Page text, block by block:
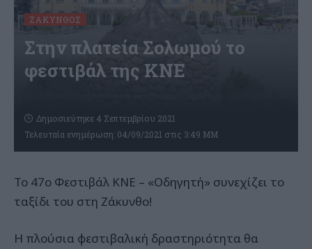
ΖΆΚΥΝΘΟΣ
Στην πλατεία Σολωμού το
φεστιβάλ της ΚΝΕ
Τελευταία ενημέρωση: 04/09/2021 στις 3:49 ΜΜ
Δημοσιεύτηκε 4 Σεπτεμβρίου 2021
Το 47ο Φεστιβάλ ΚΝΕ – «Οδηγητή» συνεχίζει το
ταξίδι του στη Ζάκυνθο!
Η πλούσια φεστιβαλική δραστηριότητα θα